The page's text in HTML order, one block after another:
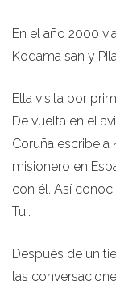
En el año 2000
Kodama san y
Ella visita por
De vuelta en el
Coruña escribe a
misionero en
con él. Así
Tui.
Después de un
las